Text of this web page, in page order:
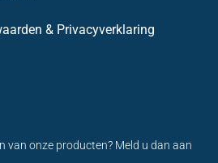
& Privacyverklaring
van onze producten? Meld u dan aan